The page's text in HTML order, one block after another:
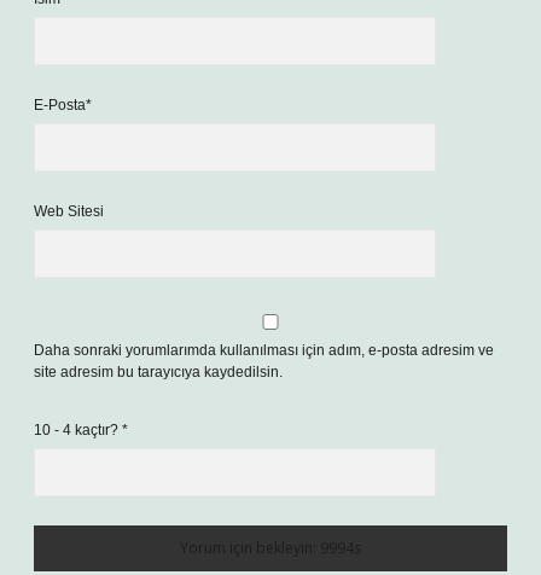
E-Posta*
Web Sitesi
Daha sonraki yorumlarımda kullanılması için adım, e-posta adresim ve
site adresim bu tarayıcıya kaydedilsin.
10 - 4 kaçtır? *